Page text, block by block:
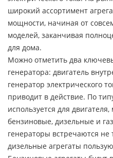
широкий ассортимент
мощности, начиная от
моделей, заканчивая
для дома.
Можно отметить два
генератора: двигатель
генератор электрического
приводит в действие. По
используется для
бензиновые, дизельные и
генераторы встречаются не
дизельные агрегаты